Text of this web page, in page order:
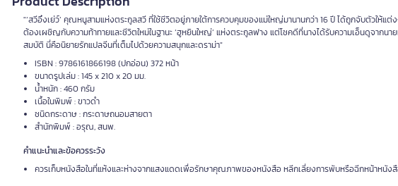
"‘สวีอิ๋งเย่ว์’ คุณหนูสามแห่งตระกูลสวี ที่ใช้ชีวิตอยู่ภายใต้การควบคุมของแม่ใหญ่มานานกว่า 16 ปี ได้ถูกจับตัวให้แ
ต้องเผชิญกับความท้าทายและชีวิตใหม่ในฐานะ ‘ฮูหยินใหญ่’ แห่งตระกูลฟาง แต่โชคดีที่นางได้รับความเอ็นดูจาก
สมบัติ นี่คือนิยายรักแปลจีนที่เต็มไปด้วยความสนุกและดราม่า"
ISBN : 9786161866198 (ปกอ่อน) 372 หน้า
ขนาดรูปเล่ม : 145 x 210 x 20 มม.
น้ำหนัก : 460 กรัม
เนื้อในพิมพ์ : ขาวดำ
ชนิดกระดาษ : กระดาษถนอมสายตา
สำนักพิมพ์ : อรุณ, สนพ.
คำแนะนำและข้อควรระวัง
ควรเก็บหนังสือในที่แห้งและห่างจากแสงแดดเพื่อรักษาคุณภาพของหนังสือ หลีกเลี่ยงการพับหรือฉีกหน้าหนัง